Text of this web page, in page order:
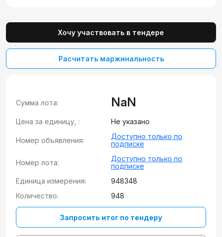
Хочу участвовать в тендере
Расчитать маржинальность
Сумма лота: NaN
Цена за единицу, : Не указано
Номер объявления:
Доступно только по
подписке
Номер лота:
Доступно только по
подписке
Единица измерения:
948348
Количество:
948
Запросить итог по тендеру